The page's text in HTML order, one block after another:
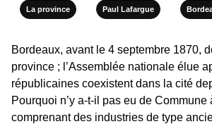
La province Paul Lafargue
Bordeaux, avant le 4 septembre 1870,
province ; l’Assemblée nationale élue
républicaines coexistent dans la cité
Pourquoi n’y a-t-il pas eu de
comprenant des industries de type